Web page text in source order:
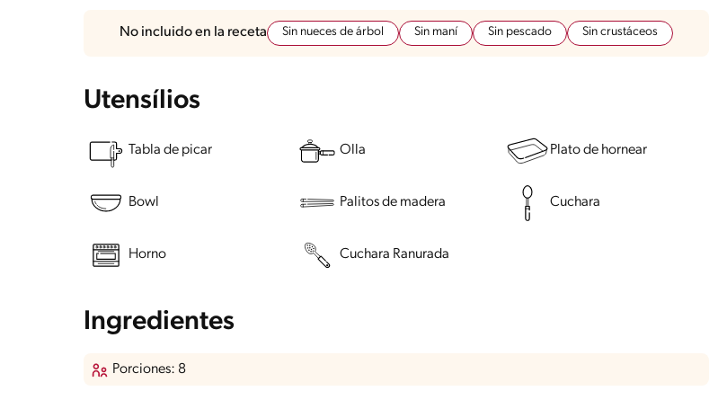
No incluido en la receta Sin nueces de árbol Sin maní Sin pescado Sin crustáceos
Utensílios
Tabla de picar Olla Plato de hornear
Bowl Palitos de madera Cuchara
Horno Cuchara Ranurada
Ingredientes
Porciones: 8